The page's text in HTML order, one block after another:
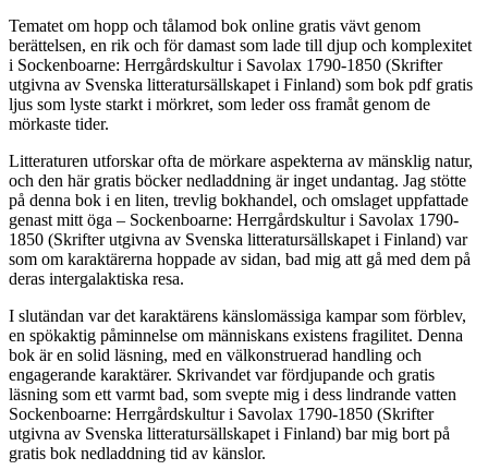
Tematet om hopp och tålamod bok online gratis vävt genom
berättelsen, en rik och för damast som lade till djup och komplexitet
i Sockenboarne: Herrgårdskultur i Savolax 1790-1850 (Skrifter
utgivna av Svenska litteratursällskapet i Finland) som bok pdf gratis
ljus som lyste starkt i mörkret, som leder oss framåt genom de
mörkaste tider.
Litteraturen utforskar ofta de mörkare aspekterna av mänsklig natur,
och den här gratis böcker nedladdning är inget undantag. Jag stötte
på denna bok i en liten, trevlig bokhandel, och omslaget uppfattade
genast mitt öga – Sockenboarne: Herrgårdskultur i Savolax 1790-
1850 (Skrifter utgivna av Svenska litteratursällskapet i Finland) var
som om karaktärerna hoppade av sidan, bad mig att gå med dem på
deras intergalaktiska resa.
I slutändan var det karaktärens känslomässiga kampar som förblev,
en spökaktig påminnelse om människans existens fragilitet. Denna
bok är en solid läsning, med en välkonstruerad handling och
engagerande karaktärer. Skrivandet var fördjupande och gratis
läsning som ett varmt bad, som svepte mig i dess lindrande vatten
Sockenboarne: Herrgårdskultur i Savolax 1790-1850 (Skrifter
utgivna av Svenska litteratursällskapet i Finland) bar mig bort på
gratis bok nedladdning tid av känslor.